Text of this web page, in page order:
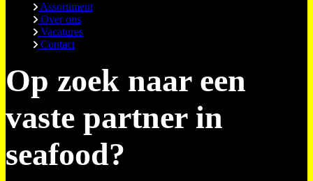
Assortiment
Over ons
Vacatures
Contact
Op zoek naar een
vaste partner in
seafood?